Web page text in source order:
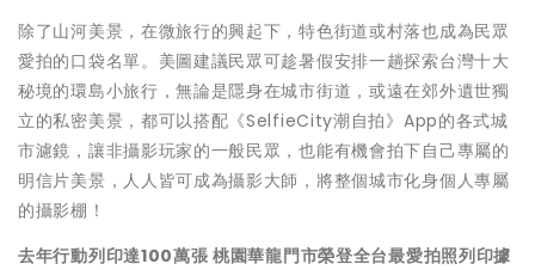
除了山河美景，在微旅行的興起下，特色街道或村落也成為民眾
愛拍的口袋名單。美圖建議民眾可趁暑假安排一趟探索台灣十大
秘境的環島小旅行，無論是隱身在城市街道，或遠在郊外遺世獨
立的私密美景，都可以搭配《SelfieCity潮自拍》App的各式城
市濾鏡，讓非攝影玩家的一般民眾，也能有機會拍下自己專屬的
明信片美景，人人皆可成為攝影大師，將整個城市化身個人專屬
的攝影棚！
去年行動列印達100萬張 桃園華龍門市榮登全台最愛拍照列印據